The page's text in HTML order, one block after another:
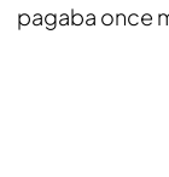
pagaba once